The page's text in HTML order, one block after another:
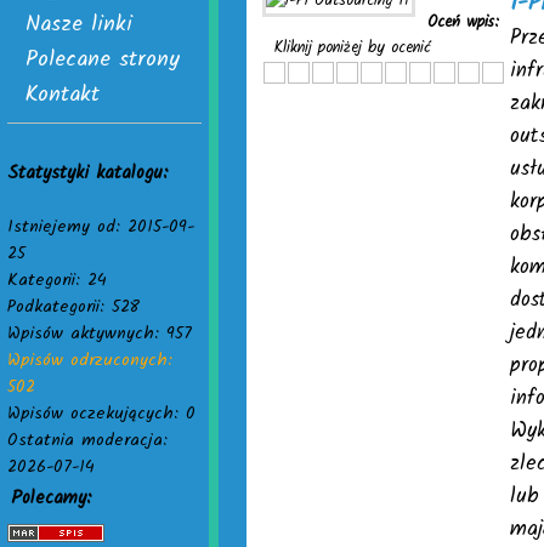
Nasze linki
Polecane strony
Kontakt
Statystyki katalogu:
Istniejemy od: 2015-09-
25
Kategorii: 24
Podkategorii: 528
Wpisów aktywnych: 957
Wpisów odrzuconych:
502
Wpisów oczekujących: 0
Ostatnia moderacja:
2026-07-14
Polecamy:
Oceń wpis:
Kliknij poniżej by ocenić